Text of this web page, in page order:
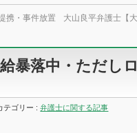
携・事件放置
大山良平弁護士【
暴落中・ただし
テゴリー :弁護士に関する記事